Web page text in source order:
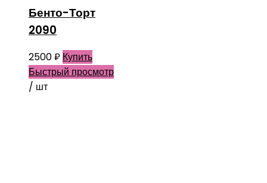
Бенто-Торт
2090
2500₽ Купить
Быстрый просмотр
/ шт